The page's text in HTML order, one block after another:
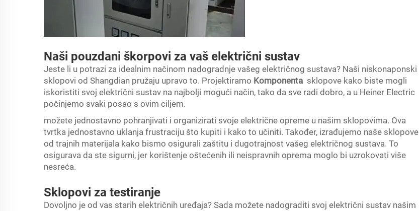
Naši pouzdani škorpovi za vaš električni sustav
Jeste li u potrazi za idealnim načinom nadogradnje vašeg električnog sustava? Naši niskonaponski
sklopovi od Shangdian pružaju upravo to. Projektiramo Komponenta sklopove kako biste mogli
iskoristiti svoj električni sustav na najbolji mogući način, tako da sve radi dobro, a u Heiner Electric
počinjemo svaki posao s ovim ciljem.
možete jednostavno pohranjivati i organizirati svoje električne opreme u našim sklopovima. Ova
tvrtka jednostavno uklanja frustraciju što kupiti i kako to učiniti. Također, izrađujemo naše sklopove
od trajnih materijala kako bismo osigurali zaštitu i dugotrajnost vašeg električnog sustava. To
osigurava da ste sigurni, jer korištenje oštećenih ili neispravnih oprema moglo bi uzrokovati više
nesreća.
Sklopovi za testiranje
Dovoljno je od vas starih električnih uređaja? Sada možete nadograditi svoj električni sustav našim